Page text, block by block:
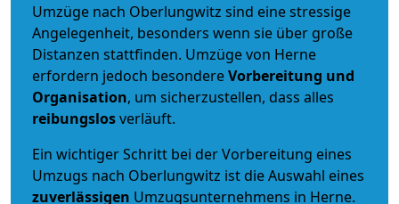
Umzüge nach Oberlungwitz sind eine stressige
Angelegenheit, besonders wenn sie über große
Distanzen stattfinden. Umzüge von Herne
erfordern jedoch besondereVorbereitung und
Organisation, um sicherzustellen, dass alles
reibungslosverläuft.
Ein wichtiger Schritt bei der Vorbereitung eines
Umzugs nach Oberlungwitz ist die Auswahl eines
zuverlässigen Umzugsunternehmens in Herne.